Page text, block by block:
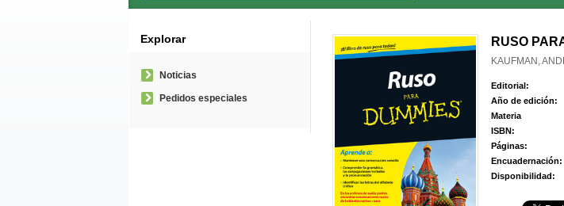
RUSO
KAUFMAN,
Editorial:
Año de edición:
Materia
ISBN:
Páginas:
Encuadernación:
Disponibilidad:
Explorar
Noticias
Pedidos especiales